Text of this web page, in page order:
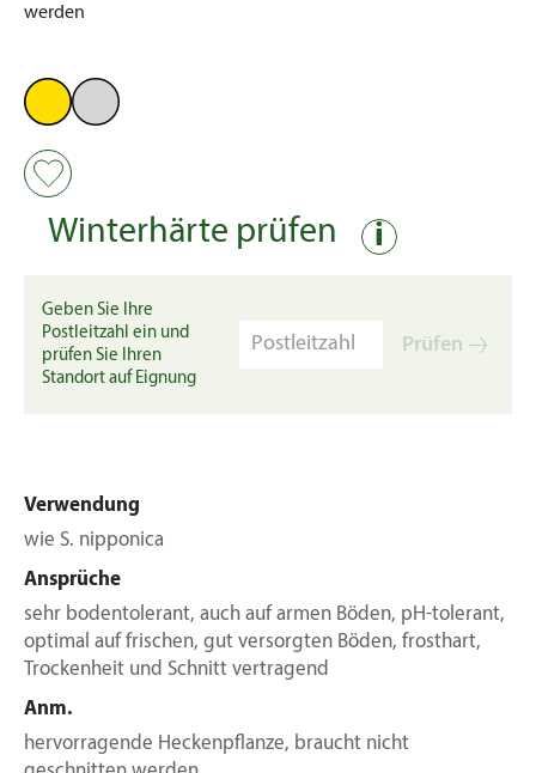
werden
Winterhärte prüfen i
Geben Sie Ihre
Postleitzahl ein und
prüfen Sie Ihren
Standort auf Eignung
Prüfen
Verwendung
wie S. nipponica
Ansprüche
sehr bodentolerant, auch auf armen Böden, pH-tolerant,
optimal auf frischen, gut versorgten Böden, frosthart,
Trockenheit und Schnitt vertragend
Anm.
hervorragende Heckenpflanze, braucht nicht